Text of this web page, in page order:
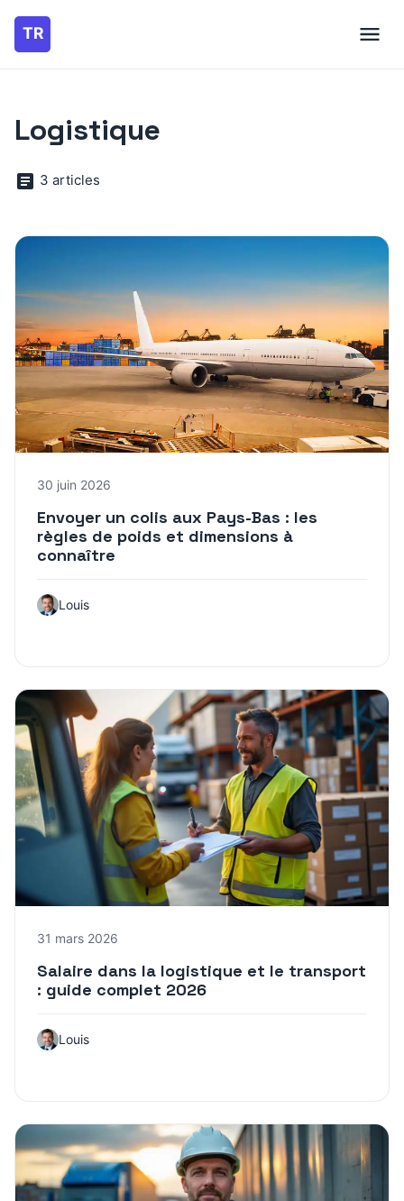
Logistique
3 articles
30 juin 2026
Envoyer un colis aux Pays-Bas : les
règles de poids et dimensions à
connaître
Louis
31 mars 2026
Salaire dans la logistique et le transport
: guide complet 2026
Louis